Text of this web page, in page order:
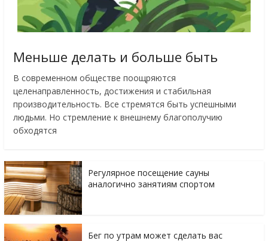
Меньше делать и больше быть
В современном обществе поощряются
целенаправленность, достижения и стабильная
производительность. Все стремятся быть успешными
людьми. Но стремление к внешнему благополучию
обходятся
Регулярное посещение сауны
аналогично занятиям спортом
Бег по утрам может сделать вас